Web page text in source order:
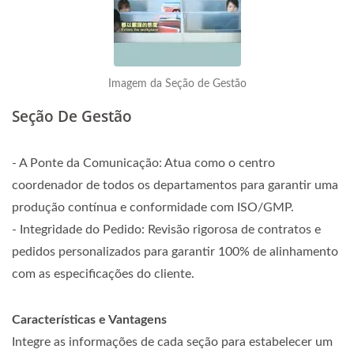
Imagem da Seção de Gestão
Seção De Gestão
- A Ponte da Comunicação: Atua como o centro
coordenador de todos os departamentos para garantir uma
produção contínua e conformidade com ISO/GMP.
- Integridade do Pedido: Revisão rigorosa de contratos e
pedidos personalizados para garantir 100% de alinhamento
com as especificações do cliente.
Características e Vantagens
Integre as informações de cada seção para estabelecer um